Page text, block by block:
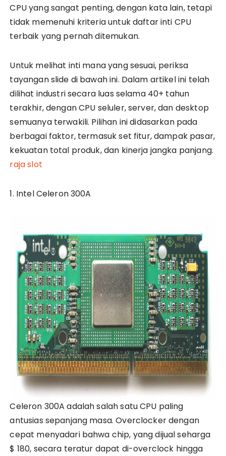
CPU yang sangat penting, dengan kata lain, tetapi
tidak memenuhi kriteria untuk daftar inti CPU
terbaik yang pernah ditemukan.
Untuk melihat inti mana yang sesuai, periksa
tayangan slide di bawah ini. Dalam artikel ini telah
dilihat industri secara luas selama 40+ tahun
terakhir, dengan CPU seluler, server, dan desktop
semuanya terwakili. Pilihan ini didasarkan pada
berbagai faktor, termasuk set fitur, dampak pasar,
kekuatan total produk, dan kinerja jangka panjang.
raja slot
1. Intel Celeron 300A
Celeron 300A adalah salah satu CPU paling
antusias sepanjang masa. Overclocker dengan
cepat menyadari bahwa chip, yang dijual seharga
$ 180, secara teratur dapat di-overclock hingga